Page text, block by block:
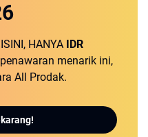
HANYA
IDR
menarik ini,
All Prodak.